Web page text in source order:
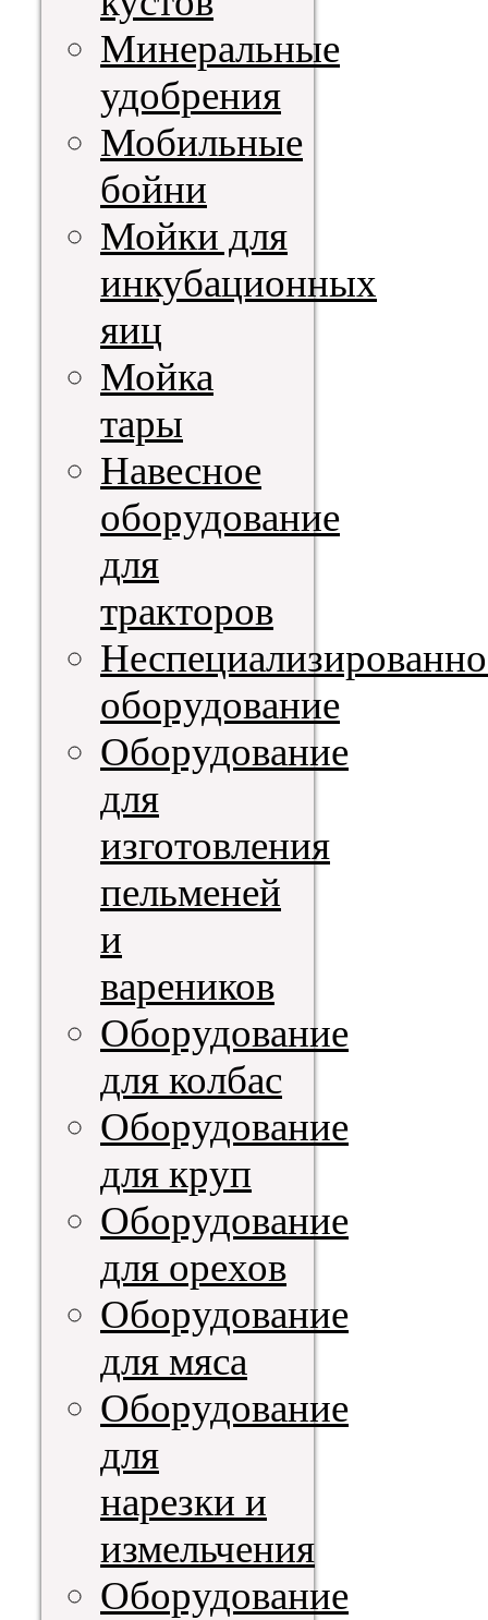
Минеральные
удобрения
Мобильные
бойни
Мойки для
инкубационных
яиц
Мойка
тары
Навесное
оборудование
для
тракторов
оборудование
Оборудование
для
изготовления
пельменей
и
вареников
Оборудование
для колбас
Оборудование
для круп
Оборудование
для орехов
Оборудование
для мяса
Оборудование
для
нарезки и
измельчения
Оборудование